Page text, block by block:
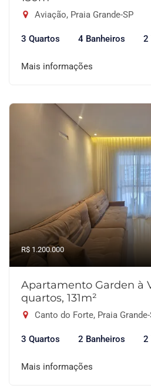
Aviação, Praia Grande-SP
3 Quartos 4 Banheiros 2
Mais informações
R$ 1.200.000
Apartamento Garden à
quartos, 131m²
Canto do Forte, Praia Grande-
3 Quartos 2 Banheiros 2
Mais informações